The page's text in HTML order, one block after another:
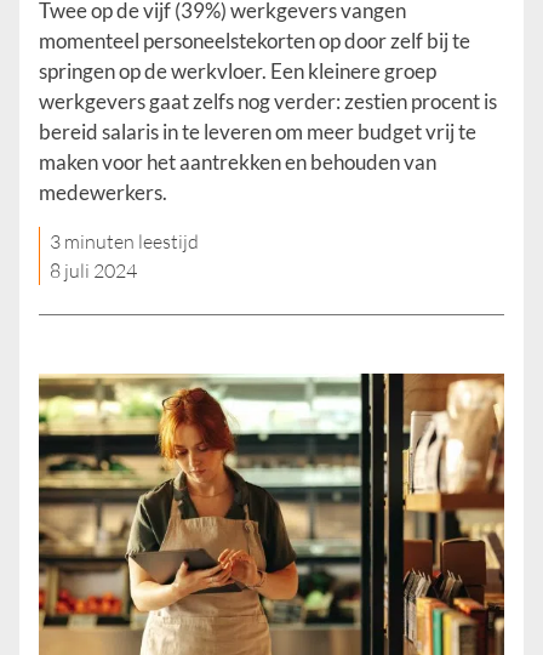
Twee op de vijf (39%) werkgevers vangen
momenteel personeelstekorten op door zelf bij te
springen op de werkvloer. Een kleinere groep
werkgevers gaat zelfs nog verder: zestien procent is
bereid salaris in te leveren om meer budget vrij te
maken voor het aantrekken en behouden van
medewerkers.
3 minuten leestijd
8 juli 2024